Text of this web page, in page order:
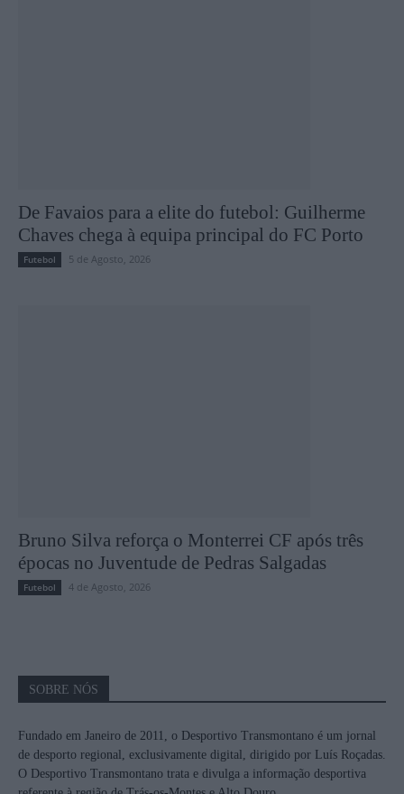
De Favaios para a elite do futebol: Guilherme
Chaves chega à equipa principal do FC Porto
Futebol 5 de Agosto, 2026
Bruno Silva reforça o Monterrei CF após três
épocas no Juventude de Pedras Salgadas
Futebol 4 de Agosto, 2026
SOBRE NÓS
Fundado em Janeiro de 2011, o Desportivo Transmontano é um jornal
de desporto regional, exclusivamente digital, dirigido por Luís Roçadas.
O Desportivo Transmontano trata e divulga a informação desportiva